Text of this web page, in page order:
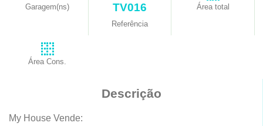
Garagem(ns) TV016
Referência
Área total
Área Cons.
Descrição
My House Vende: